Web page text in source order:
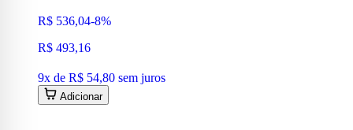
R$ 536,04-8%
R$ 493,16
9x de R$ 54,80 sem juros
Adicionar